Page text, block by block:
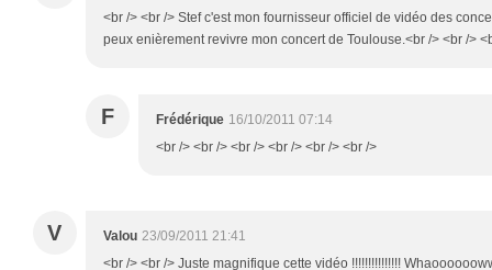
<br /> <br /> Stef c'est mon fournisseur officiel de vidéo des
peux enièrement revivre mon concert de Toulouse.<br /> <br />
F Frédérique 16/10/2011 07:14
<br /> <br /> <br /> <br /> <br /> <br />
V Valou 23/09/2011 21:41
<br /> <br /> Juste magnifique cette vidéo !!!!!!!!!!!!!!!